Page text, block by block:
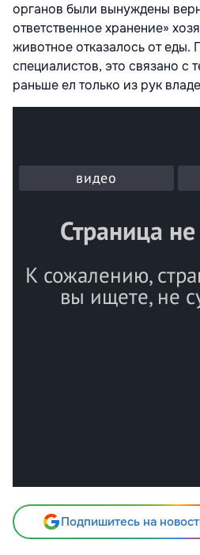
органов были вынуждены
ответственное хранение»
животное отказалось от еды.
специалистов, это связано с
раньше ел только из рук
Подпишитесь на